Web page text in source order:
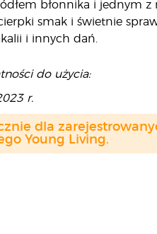
błonnika i jednym
smak i świetnie
i innych dań.
do użycia:
r.
dla
Young Living.